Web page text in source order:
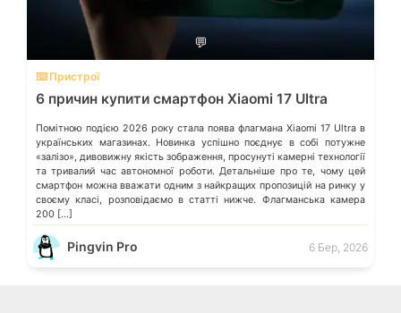
💬
⌨️ Пристрої
6 причин купити смартфон Xiaomi 17 Ultra
Помітною подією 2026 року стала поява флагмана Xiaomi 17 Ultra в
українських магазинах. Новинка успішно поєднує в собі потужне
«залізо», дивовижну якість зображення, просунуті камерні технології
та тривалий час автономної роботи. Детальніше про те, чому цей
смартфон можна вважати одним з найкращих пропозицій на ринку у
своєму класі, розповідаємо в статті нижче. Флагманська камера
200 […]
Pingvin Pro 6 Бер, 2026